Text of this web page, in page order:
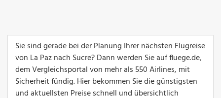
Sie sind gerade bei der Planung Ihrer nächsten Flugreise
von La Paz nach Sucre? Dann werden Sie auf fluege.de,
dem Vergleichsportal von mehr als 550 Airlines, mit
Sicherheit fündig. Hier bekommen Sie die günstigsten
und aktuellsten Preise schnell und übersichtlich